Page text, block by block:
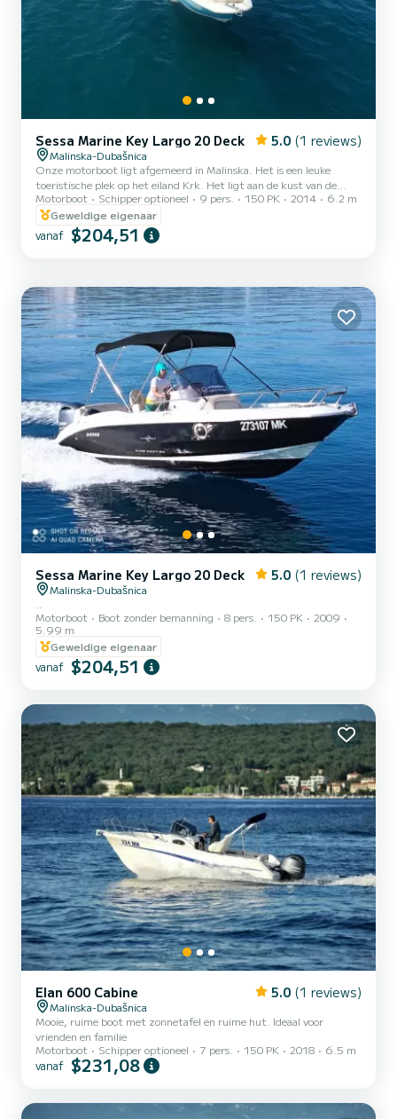
Sessa Marine Key Largo 20 Deck 5.0 (1 reviews)
Malinska-Dubašnica
Onze motorboot ligt afgemeerd in Malinska. Het is een leuke
toeristische plek op het eiland Krk. Het ligt aan de kust van de
Adriatische Zee, tegenover Opatija, Rijeka en het eiland Cres -
allemaal tot uw beschikking. Onze Sessa heeft een Yamaha 150 pk
motor en een brandstoftank van 200 liter. U bent in 2014 onlangs
gerenoveerd. Deze boot is pure perfectie voor zowel...lange als
Motorboot Schipper optioneel 9 pers. 150 PK 2014
6.2 m
Geweldige eigenaar
vanaf $204,51
Sessa Marine Key Largo 20 Deck 5.0 (1 reviews)
Malinska-Dubašnica
Motorboot
Boot zonder bemanning 8 pers. 150 PK
2009
5.99 m
Geweldige eigenaar
vanaf $204,51
Elan 600 Cabine 5.0 (1 reviews)
Malinska-Dubašnica
Mooie, ruime boot met zonnetafel en ruime hut. Ideaal voor
vrienden en familie
Motorboot
Schipper optioneel 7 pers. 150 PK 2018 6.5 m
vanaf $231,08